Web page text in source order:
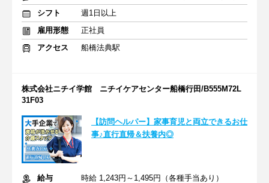
シフト
週1日以上
雇用形態
正社員
アクセス
船橋法典駅
株式会社ニチイ学館 ニチイケアセンター船橋行田/B555M72L
31F03
【訪問ヘルパー】家事育児と両立できるお仕
事♪直行直帰＆扶養内◎
給与
時給 1,243円～1,495円（各種手当あり）